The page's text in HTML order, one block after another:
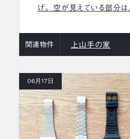
げ。 空が見えている部分は
関連物件 上山手の家
06月17日